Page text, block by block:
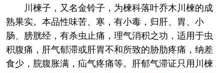
川楝子，又名金铃子，为楝科落叶乔木川楝的成
熟果实。本品性味苦、寒，有小毒，归肝、胃、小
肠、膀胱经，有杀虫止痛，理气消积之功，适用于虫
积腹痛，肝气郁滞或肝胃不和所致的胁肋疼痛，纳差
食少，脘腹胀满，疝气疼痛等。肝郁气滞证只用川楝